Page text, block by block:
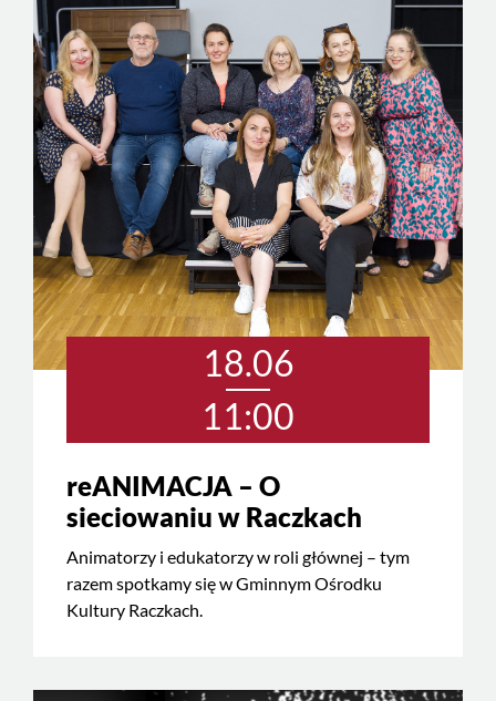
18.06
11:00
reANIMACJA – O
sieciowaniu w Raczkach
Animatorzy i edukatorzy w roli głównej – tym
razem spotkamy się w Gminnym Ośrodku
Kultury Raczkach.